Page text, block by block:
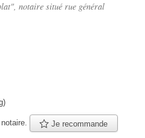
notaire situé rue général
Je recommande